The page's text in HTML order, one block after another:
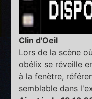
Clin d'Oeil
Lors de la scène
obélix se réveille
à la fenètre,
semblable dans